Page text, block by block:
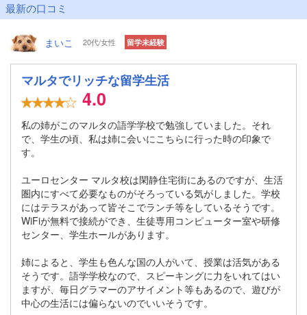
最新の口コミ
まいこ 20代/女性 留学未経験
マルタでリッチな留学生活
4.0
私の姉がこのマルタの語学学校で勉強していました。それ
で、学生の頃、私は姉に会いにこちらに行った時の印象で
す。
ユーロセンター マルタ校は閑静住宅街にあるのですが、生活
圏内にすべて必要なものがそろっている気がしました。学校
にはテラスがあって皆そこでランチ等をしているそうです。
WiFiが無料で接続ができ、生徒専用コンピューター室や研修
センター、学生ホールがあります。
姉によると、学生も色んな国の人がいて、授業は活気がある
そうです。語学学校なので、スピーキングに力をいれてはい
ますが、毎日グラマーのアサイメント等もあるので、遊びが
中心の生活には偏らないのでいいそうです。